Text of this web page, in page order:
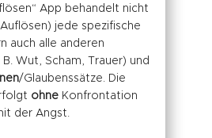
App behandelt nicht
jede spezifische
auch alle anderen
Wut, Scham, Trauer) und
/Glaubenssätze. Die
ohneKonfrontation
der Angst.